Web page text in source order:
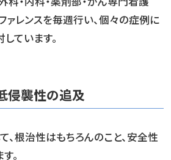
ァレンスを毎週行い、個々の症例に
ています。
侵襲性の追及
、根治性はもちろんのこと、安全性
。